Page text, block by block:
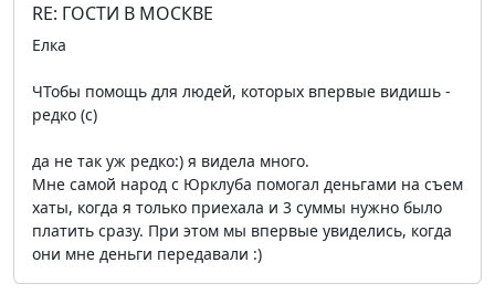
RE: ГОСТИ В МОСКВЕ
Елка
ЧТобы помощь для людей, которых впервые видишь -
редко (c)
да не так уж редко:) я видела много.
Мне самой народ с Юрклуба помогал деньгами на съем
хаты, когда я только приехала и 3 суммы нужно было
платить сразу. При этом мы впервые увиделись, когда
они мне деньги передавали :)